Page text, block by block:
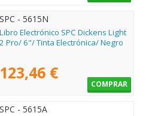
SPC - 5615N
Libro Electrónico SPC Dickens Light
2 Pro/ 6"/ Tinta Electrónica/ Negro
123,46 €
COMPRAR
SPC - 5615A